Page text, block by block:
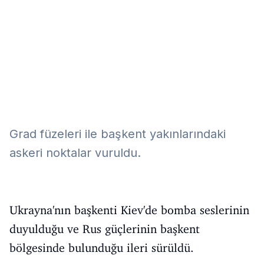
Grad füzeleri ile başkent yakınlarındaki
askeri noktalar vuruldu.
Ukrayna'nın başkenti Kiev'de bomba seslerinin
duyulduğu ve Rus güçlerinin başkent
bölgesinde bulunduğu ileri sürüldü.